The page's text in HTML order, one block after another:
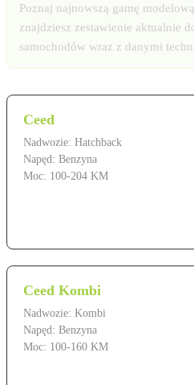
Poznaj najnowszą gamę
znajdziesz zestawienie aktualnie
samochodów wraz z danymi
Ceed
Nadwozie: Hatchback
Napęd: Benzyna
Moc: 100-204 KM
Ceed Kombi
Nadwozie: Kombi
Napęd: Benzyna
Moc: 100-160 KM